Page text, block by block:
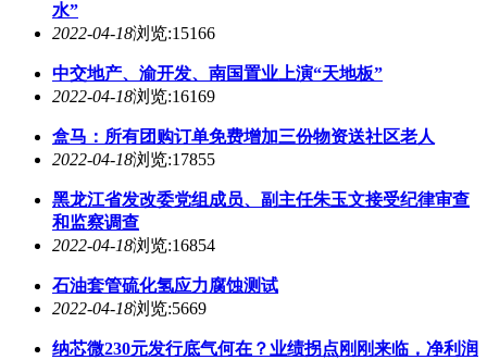
水”
2022-04-18浏览:15166
中交地产、渝开发、南国置业上演“天地板”
2022-04-18浏览:16169
盒马：所有团购订单免费增加三份物资送社区老人
2022-04-18浏览:17855
黑龙江省发改委党组成员、副主任朱玉文接受纪律审查
和监察调查
2022-04-18浏览:16854
石油套管硫化氢应力腐蚀测试
2022-04-18浏览:5669
纳芯微230元发行底气何在？业绩拐点刚刚来临，净利润